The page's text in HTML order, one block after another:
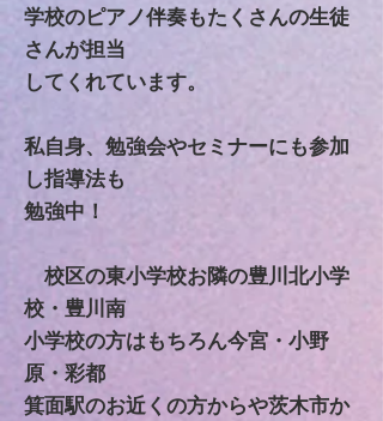
学校のピアノ伴奏もたくさんの生徒
さんが担当
してくれています。
私自身、勉強会やセミナーにも参加
し指導法も
勉強中！
校区の東小学校お隣の豊川北小学
校・豊川南
小学校の方はもちろん今宮・小野
原・彩都
箕面駅のお近くの方からや茨木市か